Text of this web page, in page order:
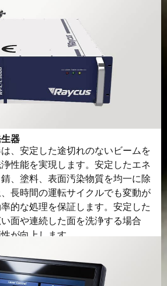
器
、安定した途切れのないビームを
性能を実現します。安定したエネ
、塗料、表面汚染物質を均一に除
長時間の運転サイクルでも変動が
的な処理を保証します。安定した
面や連続した面を洗浄する場合
が向上します。.